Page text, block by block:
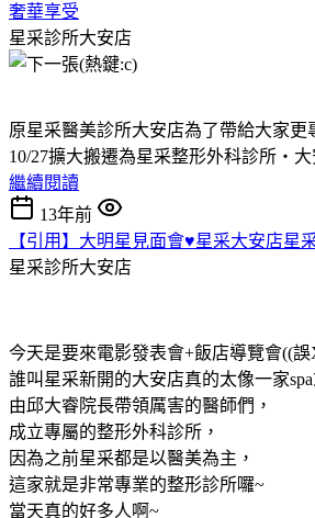
奢華享受
星采診所大安店
原星采醫美診所大安店為了帶給大家更
10/27擴大搬遷為星采整形外科診所‧
繼續閱讀
13年前
【引用】大明星見面會♥星采大安店星
星采診所大安店
今天是要來電影發表會+飯店導覽會((誤
誰叫星采新開的大安店真的太像一家spa
由邱大睿院長帶領厲害的醫師們，
成立專屬的整形外科診所，
因為之前星采都是以醫美為主，
這家就是非常專業的整形診所囉~
當天真的好多人啊~